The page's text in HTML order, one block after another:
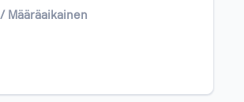
Määräaikainen